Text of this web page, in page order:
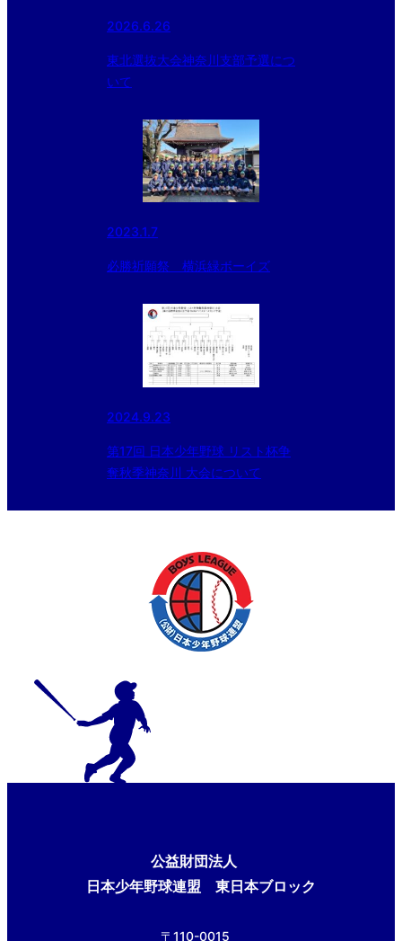
2026.6.26
東北選抜大会神奈川支部予選につ
いて
2023.1.7
必勝祈願祭 横浜緑ボーイズ
2024.9.23
第17回 日本少年野球 リスト杯争
奪秋季神奈川 大会について
公益財団法人
日本少年野球連盟 東日本ブロック
〒110-0015